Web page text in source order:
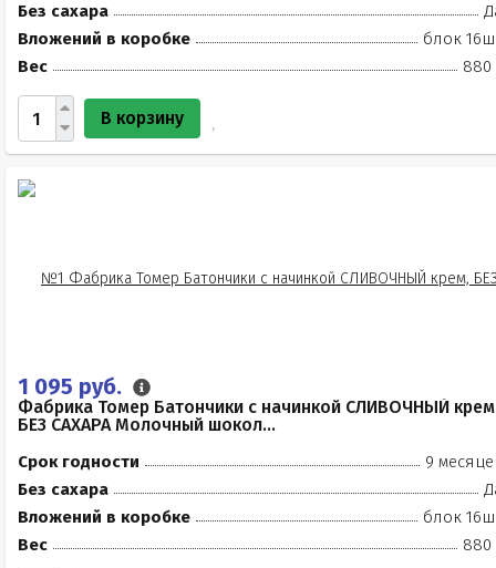
Без сахара
Вложений в коробке
блок
Вес
880
В корзину
1 095 руб.
Фабрика Томер Батончики с начинкой СЛИВОЧНЫЙ
БЕЗ САХАРА Молочный шокол...
Срок годности
9
Без сахара
Вложений в коробке
блок
Вес
880